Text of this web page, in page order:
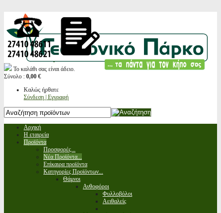
Το καλάθι σας είναι άδειο.
Σύνολο : 0,00 €
Καλώς ήρθατε
Σύνδεση | Εγγραφή
Αρχική
Η εταιρεία
Προϊόντα
Προσφορές...
Νέα Προϊόντα...
Επίκαιρα προϊόντα
Κατηγορίες Προϊόντων...
Θάμνοι
Ανθοφόροι
Φυλλοβόλοι
Αειθαλείς